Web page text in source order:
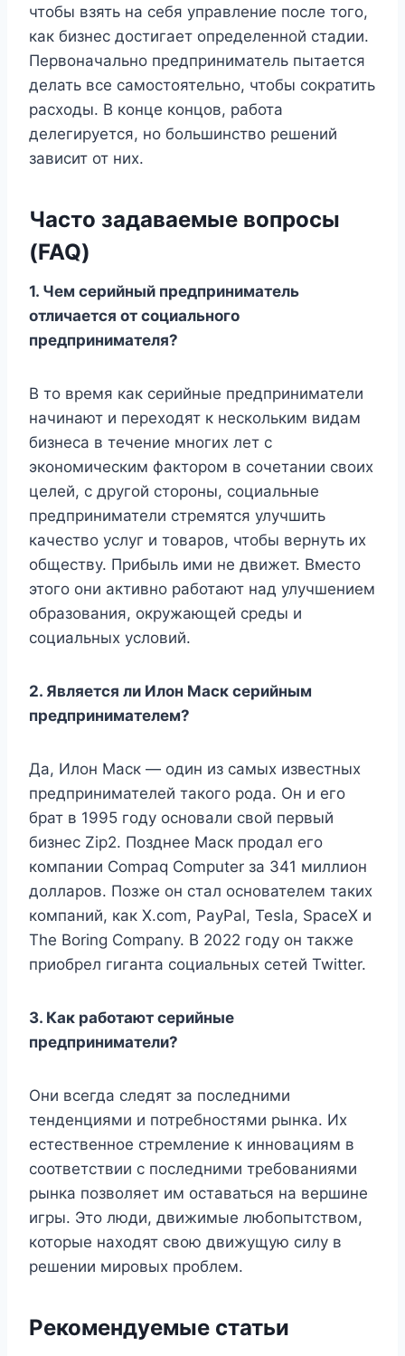
чтобы взять на себя управление после того,
как бизнес достигает определенной стадии.
Первоначально предприниматель пытается
делать все самостоятельно, чтобы сократить
расходы. В конце концов, работа
делегируется, но большинство решений
зависит от них.
Часто задаваемые вопросы
(FAQ)
1. Чем серийный предприниматель
отличается от социального
предпринимателя?
В то время как серийные предприниматели
начинают и переходят к нескольким видам
бизнеса в течение многих лет с
экономическим фактором в сочетании своих
целей, с другой стороны, социальные
предприниматели стремятся улучшить
качество услуг и товаров, чтобы вернуть их
обществу. Прибыль ими не движет. Вместо
этого они активно работают над улучшением
образования, окружающей среды и
социальных условий.
2. Является ли Илон Маск серийным
предпринимателем?
Да, Илон Маск — один из самых известных
предпринимателей такого рода. Он и его
брат в 1995 году основали свой первый
бизнес Zip2. Позднее Маск продал его
компании Compaq Computer за 341 миллион
долларов. Позже он стал основателем таких
компаний, как X.com, PayPal, Tesla, SpaceX и
The Boring Company. В 2022 году он также
приобрел гиганта социальных сетей Twitter.
3. Как работают серийные
предприниматели?
Они всегда следят за последними
тенденциями и потребностями рынка. Их
естественное стремление к инновациям в
соответствии с последними требованиями
рынка позволяет им оставаться на вершине
игры. Это люди, движимые любопытством,
которые находят свою движущую силу в
решении мировых проблем.
Рекомендуемые статьи